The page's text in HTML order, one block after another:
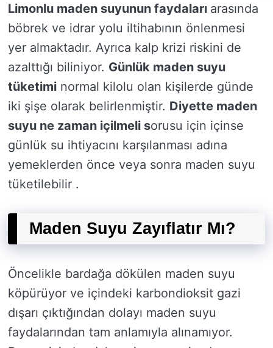
Limonlu maden suyunun faydaları arasında
böbrek ve idrar yolu iltihabının önlenmesi
yer almaktadır. Ayrıca kalp krizi riskini de
azalttığı biliniyor. Günlük maden suyu
tüketimi normal kilolu olan kişilerde günde
iki şişe olarak belirlenmiştir. Diyette maden
suyu ne zaman içilmeli sorusu için içinse
günlük su ihtiyacını karşılanması adına
yemeklerden önce veya sonra maden suyu
tüketilebilir .
Maden Suyu Zayıflatır Mı?
Öncelikle bardağa dökülen maden suyu
köpürüyor ve içindeki karbondioksit gazi
dışarı çıktığından dolayı maden suyu
faydalarından tam anlamıyla alınamıyor.